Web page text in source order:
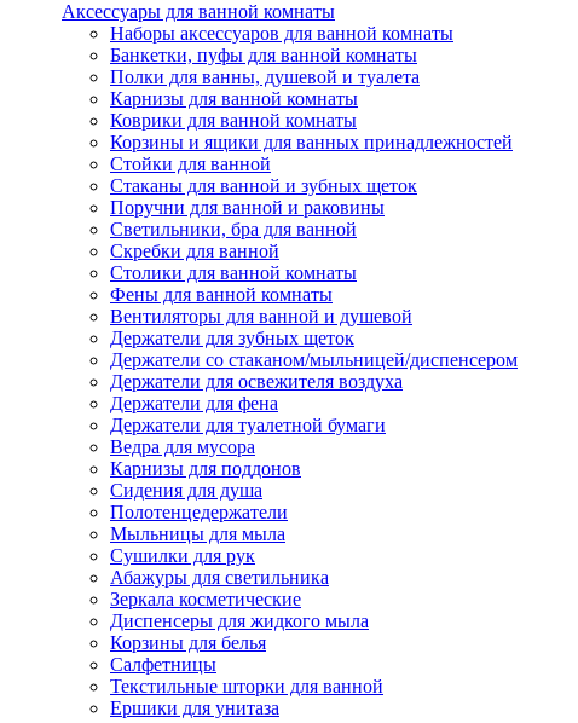
Аксессуары для ванной комнаты
Наборы аксессуаров для ванной комнаты
Банкетки, пуфы для ванной комнаты
Полки для ванны, душевой и туалета
Карнизы для ванной комнаты
Коврики для ванной комнаты
Корзины и ящики для ванных принадлежностей
Стойки для ванной
Стаканы для ванной и зубных щеток
Поручни для ванной и раковины
Светильники, бра для ванной
Скребки для ванной
Столики для ванной комнаты
Фены для ванной комнаты
Вентиляторы для ванной и душевой
Держатели для зубных щеток
Держатели со стаканом/мыльницей/диспенсером
Держатели для освежителя воздуха
Держатели для фена
Держатели для туалетной бумаги
Ведра для мусора
Карнизы для поддонов
Сидения для душа
Полотенцедержатели
Мыльницы для мыла
Сушилки для рук
Абажуры для светильника
Зеркала косметические
Диспенсеры для жидкого мыла
Корзины для белья
Салфетницы
Текстильные шторки для ванной
Ершики для унитаза